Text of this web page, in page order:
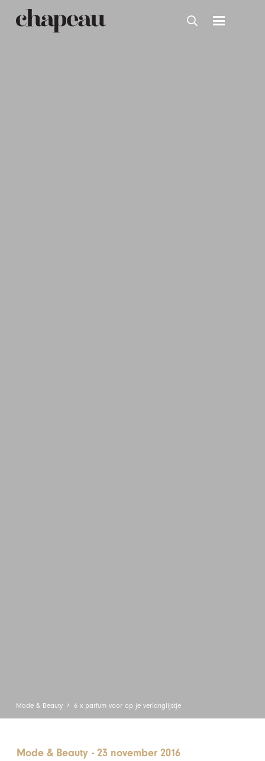
Mode & Beauty 6 x parfum voor op je verlanglijstje
Mode & Beauty -23 november 2016